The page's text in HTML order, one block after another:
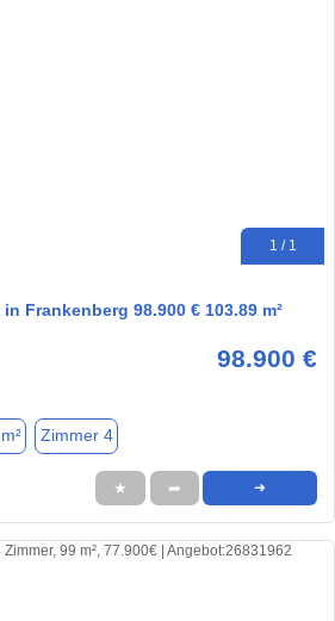
1 / 1
Frankenberg 98.900 € 103.89 m²
98.900 €
Zimmer 4
★ ➦ ➜